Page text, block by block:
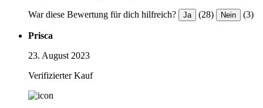
War diese Bewertung für dich hilfreich? Ja (28) Nein (3)
Prisca
23. August 2023
Verifizierter Kauf